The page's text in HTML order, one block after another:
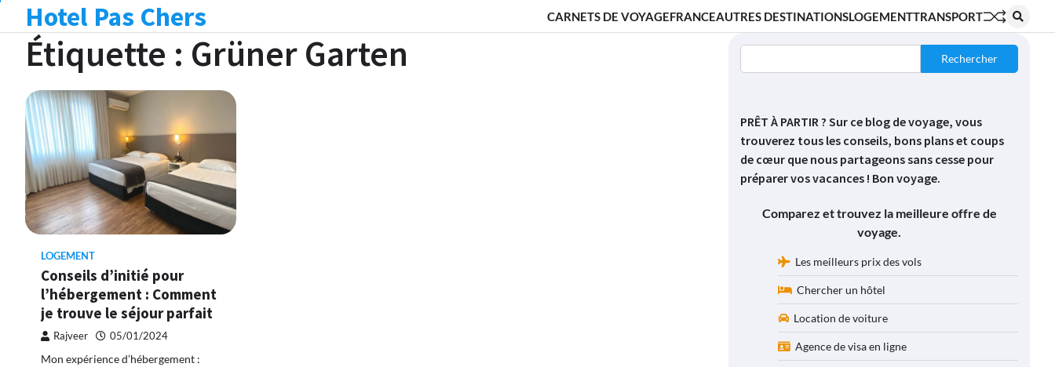
content
Hotel Pas Chers CARNETS DE VOYAGEFRANCEAUTRES DESTINATIONSLOGEMENTTRANSPORT
Étiquette : Grüner Garten
LOGEMENT
Conseils d’initié pour
l’hébergement : Comment
je trouve le séjour parfait
Rajveer 05/01/2024
Mon expérience d’hébergement :
Rechercher
PRÊT À PARTIR ? Sur ce blog de voyage, vous
trouverez tous les conseils, bons plans et coups
de cœur que nous partageons sans cesse pour
préparer vos vacances ! Bon voyage.
Comparez et trouvez la meilleure offre de
voyage.
Les meilleurs prix des vols
Chercher un hôtel
Location de voiture
Agence de visa en ligne